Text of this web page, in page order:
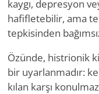
kaygı, depresyon
hafifletebilir, ama
tepkisinden
Özünde, histrionik
bir uyarlanmadır:
kılan karşı